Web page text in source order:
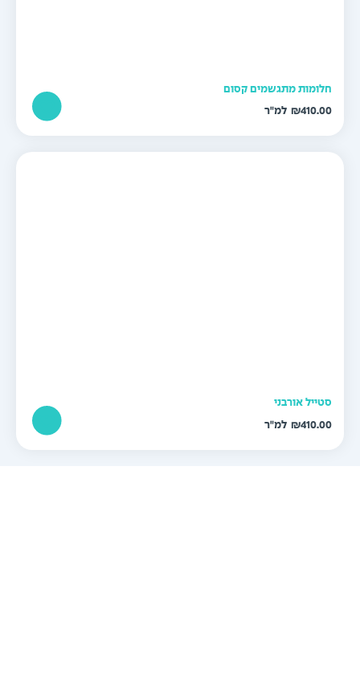
מתגשמים קסום
₪
אורבני
₪